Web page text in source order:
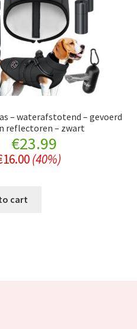
– waterafstotend – gevoerd
reflectoren – zwart
Original
price
was:
€23.99Current
price
16.00(40%)
cart